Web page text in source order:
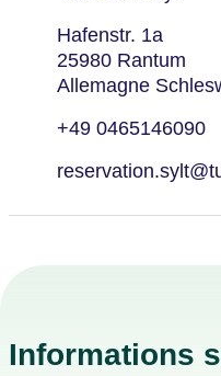
Hafenstr. 1a
25980 Rantum
Allemagne
+49 0465146090
Informations